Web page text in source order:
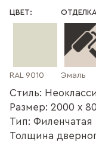
ЦВЕТ:
RAL 9010 Эмаль
Стиль:
Размер: 2000 x
Тип: Филенчатая
Толщина